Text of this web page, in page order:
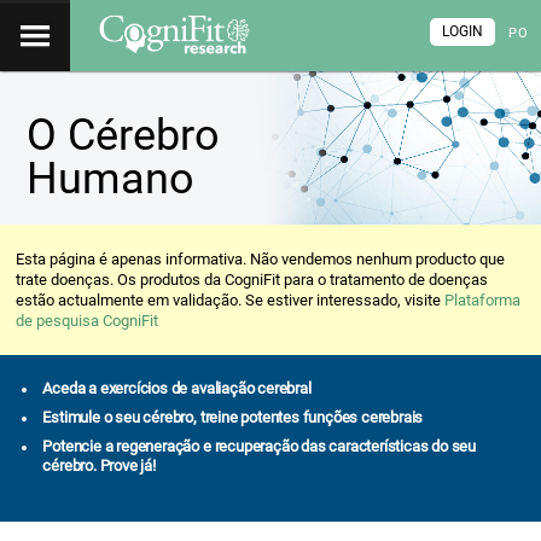
PO
LOGIN
O Cérebro
Humano
Esta página é apenas informativa. Não vendemos nenhum producto que
trate doenças. Os produtos da CogniFit para o tratamento de doenças
estão actualmente em validação. Se estiver interessado, visite Plataforma
de pesquisa CogniFit
Aceda a exercícios de avaliação cerebral
Estimule o seu cérebro, treine potentes funções cerebrais
Potencie a regeneração e recuperação das características do seu
cérebro. Prove já!